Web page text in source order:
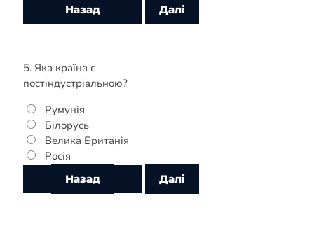
5. Яка країна є
постіндустріальною?
Румунія
Білорусь
Велика Британія
Росія